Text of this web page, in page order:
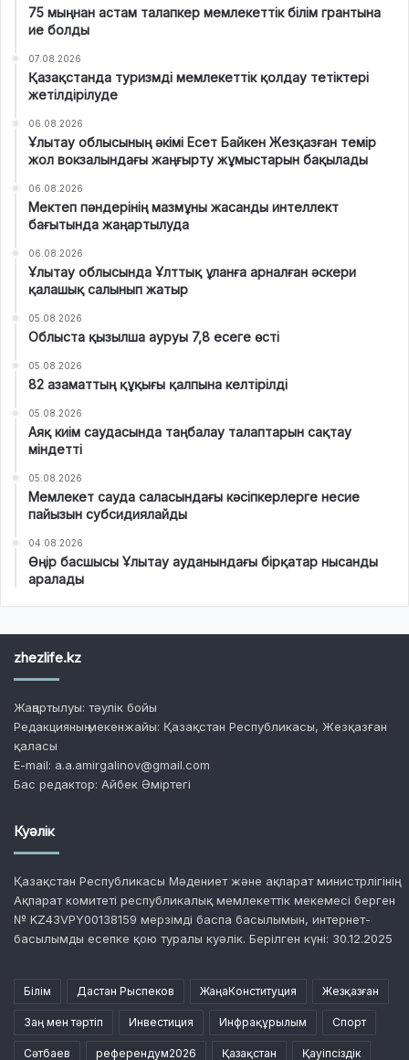
75 мыңнан астам талапкер мемлекеттік білім грантына
ие болды
07.08.2026
Қазақстанда туризмді мемлекеттік қолдау тетіктері
жетілдірілуде
06.08.2026
Ұлытау облысының әкімі Есет Байкен Жезқазған темір
жол вокзалындағы жаңғырту жұмыстарын бақылады
06.08.2026
Мектеп пәндерінің мазмұны жасанды интеллект
бағытында жаңартылуда
06.08.2026
Ұлытау облысында Ұлттық ұланға арналған әскери
қалашық салынып жатыр
05.08.2026
Облыста қызылша ауруы 7,8 есеге өсті
05.08.2026
82 азаматтың құқығы қалпына келтірілді
05.08.2026
Аяқ киім саудасында таңбалау талаптарын сақтау
міндетті
05.08.2026
Мемлекет сауда саласындағы кәсіпкерлерге несие
пайызын субсидиялайды
04.08.2026
Өңір басшысы Ұлытау ауданындағы бірқатар нысанды
аралады
zhezlife.kz
Жаңартылуы: тәулік бойы
Редакцияның мекенжайы: Қазақстан Республикасы, Жезқазған
қаласы
E-mail: a.a.amirgalinov@gmail.com
Бас редактор: Айбек Әміртегі
Куәлік
Қазақстан Республикасы Мәдениет және ақпарат министрлігінің
Ақпарат комитеті республикалық мемлекеттік мекемесі берген
№ KZ43VPY00138159 мерзімді баспа басылымын, интернет-
басылымды есепке қою туралы куәлік. Берілген күні: 30.12.2025
Білім Дастан Рыспеков ЖаңаКонституция Жезқазған
Заң мен тәртіп Инвестиция Инфрақұрылым Спорт
Сәтбаев референдум2026 Қазақстан Қауіпсіздік